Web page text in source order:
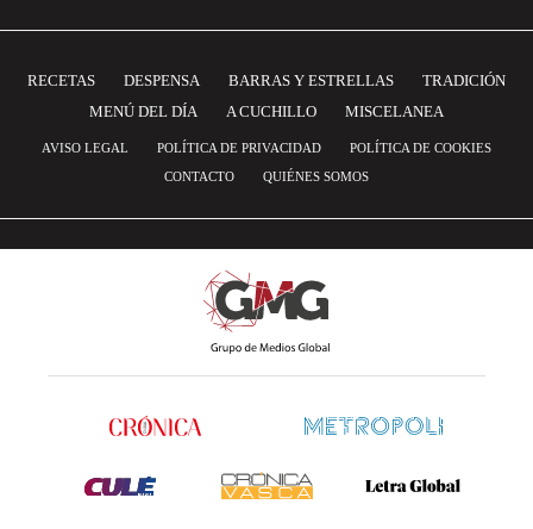
RECETAS DESPENSA BARRAS Y ESTRELLAS
TRADICIÓN
MENÚ DEL DÍA
A CUCHILLO MISCELANEA
AVISO LEGAL POLÍTICA DE PRIVACIDAD
POLÍTICA DE COOKIES
CONTACTO
QUIÉNES SOMOS